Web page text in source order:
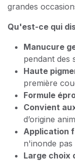
grandes
Qu'est-ce qui
Manucure
pendant des
Haute
première
Formule
Convient
d’origine
Application
n'inonde pas
Large choix